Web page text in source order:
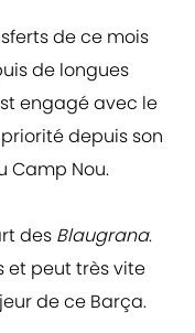
de ce mois
de longues
engagé avec le
depuis son
Camp Nou.
des Blaugrana.
et peut très vite
de ce Barça.